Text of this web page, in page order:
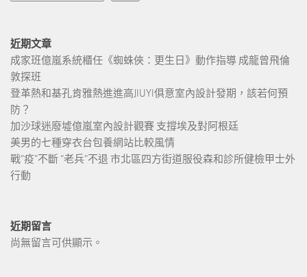
近期文章
成家班億嵐系統櫃任《蜘蛛俠：更生日》動作指導 成龍曾飛倫
敦探班
登革熱和基孔肯雅熱進進高JIUYI俱意室內設計發期，該若何預
防？
加沙球迷廢墟億嵐室內設計觀賽 支撐埃及對阿根廷
美男的七種穿衣台包養網站比較風情
戰“疫”不斷 “老兵”不退 市北區四方街道服役森和診所健檢甲士外
行動
近期留言
尚無留言可供顯示。